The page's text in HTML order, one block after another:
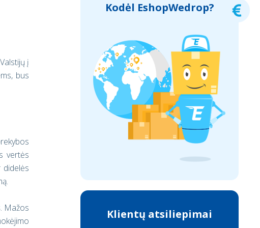
į
bus
vertės
Mažos
Kodėl EshopWedrop?
Klientų atsiliepimai